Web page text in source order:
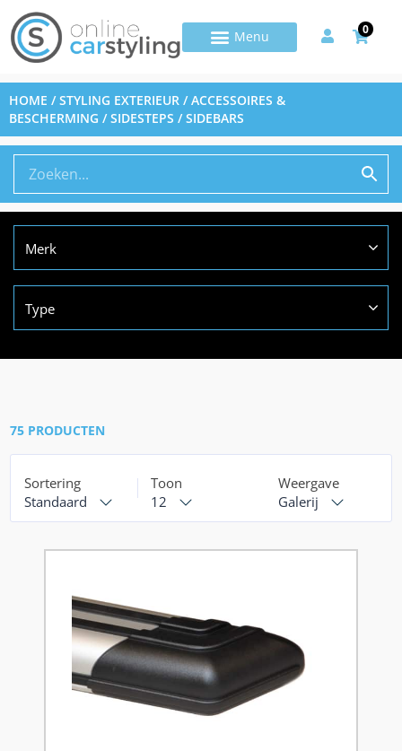
0
HOME /STYLING EXTERIEUR /ACCESSOIRES &
BESCHERMING / SIDESTEPS / SIDEBARS
Merk
Type
75 PRODUCTEN
Sortering
Standaard
Toon
12
Weergave
Galerij